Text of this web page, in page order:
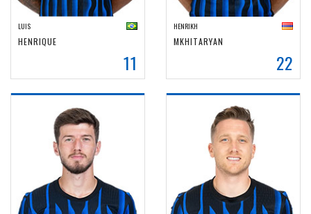
LUIS
HENRIQUE
11
HENRIKH
MKHITARYAN
22